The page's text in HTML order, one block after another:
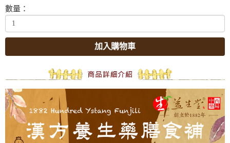
數量：
加入購物車